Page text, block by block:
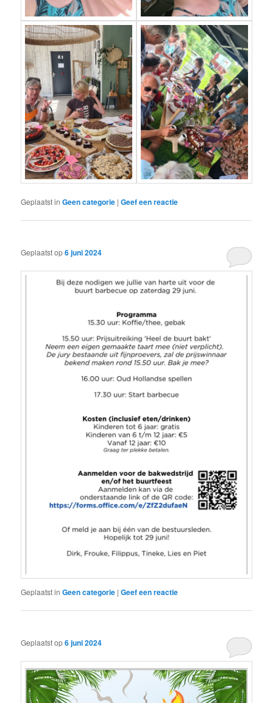
Geplaatst in Geen categorie |Geef een reactie
Geplaatst op6 juni 2024
Geplaatst in Geen categorie |Geef een reactie
Geplaatst op6 juni 2024